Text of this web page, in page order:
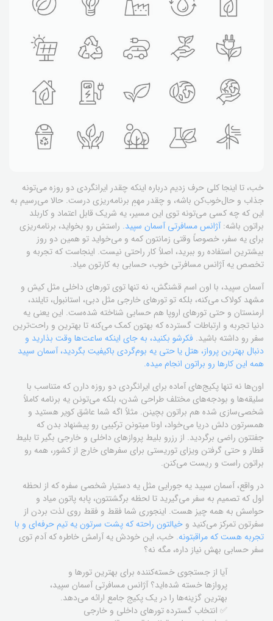
خب، تا اینجا کلی حرف زدیم درباره اینکه چقدر ایرانگردی دو روزه می‌تونه
جذاب و حال‌خوب‌کن باشه، و چقدر مهمِ برنامه‌ریزی درست. حالا می‌رسیم به
این که چه کسی می‌تونه توی این مسیر، یه شریک قابل اعتماد و کاربلد
براتون باشه:آژانس مسافرتی آسمان سپید. راستش رو بخواید، برنامه‌ریزی
برای یه سفر، خصوصاً وقتی زمانتون کمه و می‌خواید تو همین دو روز
بیشترین استفاده رو ببرید، اصلاً کار راحتی نیست. اینجاست که تجربه و
تخصص یه آژانس مسافرتی خوب، حسابی به کارتون میاد.
آسمان سپید، با اون اسم قشنگش، نه تنها توی تورهای داخلی مثل کیش و
مشهد کولاک می‌کنه، بلکه تو تورهای خارجی مثل دبی، استانبول، تایلند،
ارمنستان و حتی تورهای اروپا هم حسابی شناخته شده‌ست. این یعنی یه
دنیا تجربه و ارتباطات گسترده که بهتون کمک می‌کنه تا بهترین و راحت‌ترین
سفر رو داشته باشید. فکرشو بکنید، به جای اینکه ساعت‌ها وقت بذارید و
دنبال بهترین پرواز، هتل یا حتی یه بوم‌گردی باکیفیت بگردید، آسمان سپید
همه این کارها رو براتون انجام میده.
اون‌ها نه تنها پکیج‌های آماده برای ایرانگردی دو روزه دارن که متناسب با
سلیقه‌ها و بودجه‌های مختلف طراحی شدن، بلکه می‌تونن یه برنامه کاملاً
شخصی‌سازی شده هم براتون بچینن. مثلاً اگه شما عاشق کویر هستید و
همسرتون دلش دریا می‌خواد، اونا میتونن ترکیبی رو پیشنهاد بدن که
جفتتون راضی برگردید. از رزرو بلیط پروازهای داخلی و خارجی بگیر تا بلیط
قطار و حتی گرفتن ویزای توریستی برای سفرهای خارج از کشور، همه رو
براتون راست و ریست می‌کنن.
در واقع، آسمان سپید یه جورایی مثل یه دستیار شخصی سفره که از لحظه
اول که تصمیم به سفر می‌گیرید تا لحظه برگشتتون، پابه پاتون میاد و
حواسش به همه چیز هست. اینجوری شما فقط و فقط روی لذت بردن از
سفرتون تمرکز می‌کنید و خیالتون راحته که پشت سرتون یه تیم حرفه‌ای و با
تجربه هست که مراقبتونه. خب، این خودش یه آرامش خاطره که آدم توی
سفر حسابی بهش نیاز داره، مگه نه؟
آیا از جستجوی خسته‌کننده برای بهترین تورها و
پروازها خسته شده‌اید؟ آژانس مسافرتی آسمان سپید،
بهترین گزینه‌ها را در یک پکیج جامع ارائه می‌دهد.
✅ انتخاب گسترده تورهای داخلی و خارجی